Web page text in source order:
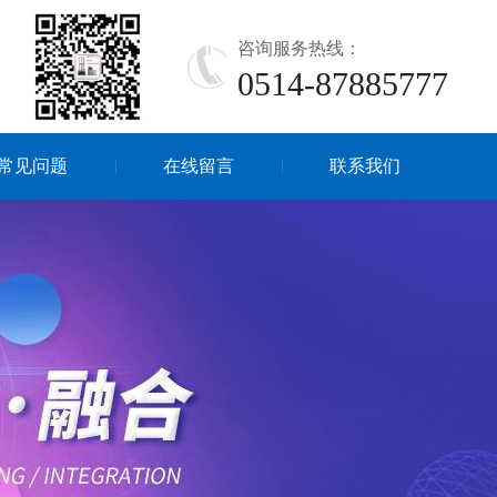
咨询服务热线：
0514-87885777
见问题 在线留言 联系我们